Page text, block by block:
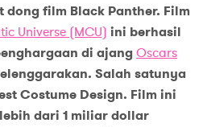
dong film Black Panther. Film
Universe (MCU) ini berhasil
di ajangOscars
Salah satunya
Costume Design. Film ini
dari 1 miliar dollar